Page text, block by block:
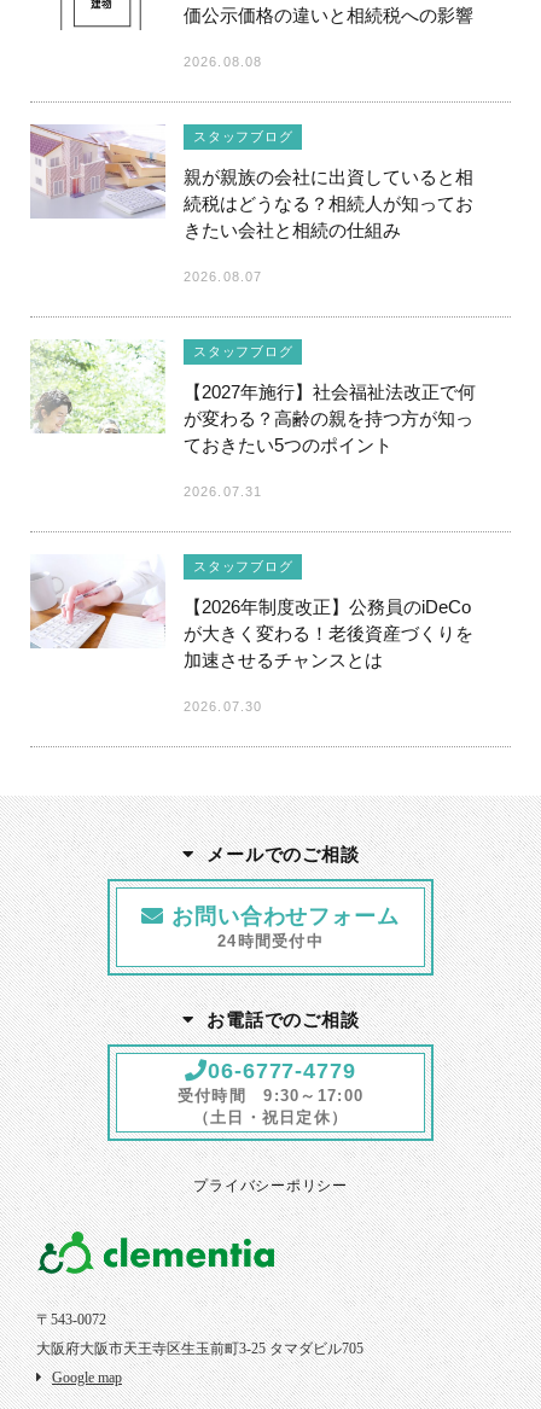
価公示価格の違いと相続税への影響
2026.08.08
スタッフブログ
親が親族の会社に出資していると相
続税はどうなる？相続人が知ってお
きたい会社と相続の仕組み
2026.08.07
スタッフブログ
【2027年施行】社会福祉法改正で何
が変わる？高齢の親を持つ方が知っ
ておきたい5つのポイント
2026.07.31
スタッフブログ
【2026年制度改正】公務員のiDeCo
が大きく変わる！老後資産づくりを
加速させるチャンスとは
2026.07.30
メールでのご相談
お問い合わせフォーム
24時間受付中
お電話でのご相談
06-6777-4779
受付時間 9:30～17:00
（土日・祝日定休）
プライバシーポリシー
〒543-0072
大阪府大阪市天王寺区生玉前町3-25 タマダビル705
Google map